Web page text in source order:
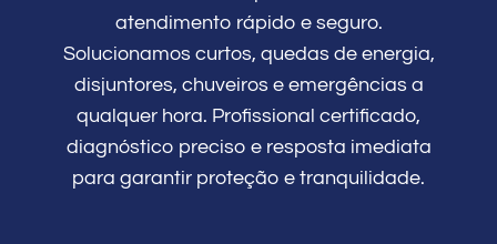
atendimento rápido e seguro.
Solucionamos curtos, quedas de energia,
disjuntores, chuveiros e emergências a
qualquer hora. Profissional certificado,
diagnóstico preciso e resposta imediata
para garantir proteção e tranquilidade.